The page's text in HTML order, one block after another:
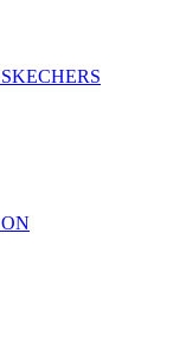
SKECHERS
ON